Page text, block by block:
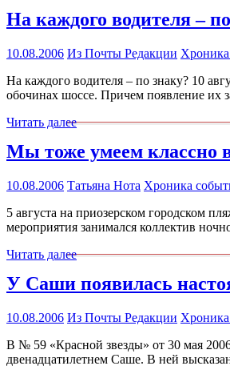
На каждого водителя –
10.08.2006 Из Почты Редакции
На каждого водителя – по знаку? 10
обочинах шоссе. Причем появление
Читать далее
Мы тоже умеем классно
10.08.2006 Татьяна Нота Хроника
5 августа на приозерском городском
мероприятия занимался коллектив
Читать далее
У Саши появилась
10.08.2006 Из Почты Редакции
В № 59 «Красной звезды» от 30 мая
двенадцатилетнем Саше. В ней